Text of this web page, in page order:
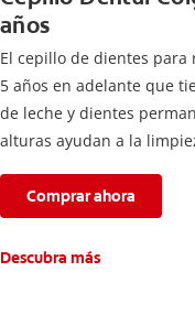
años
El cepillo de dientes
5 años en adelante que
de leche y dientes
alturas ayudan a la
Comprar ahora
Descubra más